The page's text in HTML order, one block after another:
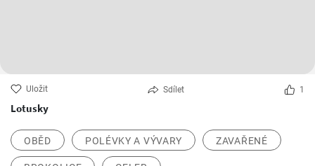
Uložit Sdílet 1
Lotusky
OBĚD POLÉVKY A VÝVARY ZAVAŘENÉ